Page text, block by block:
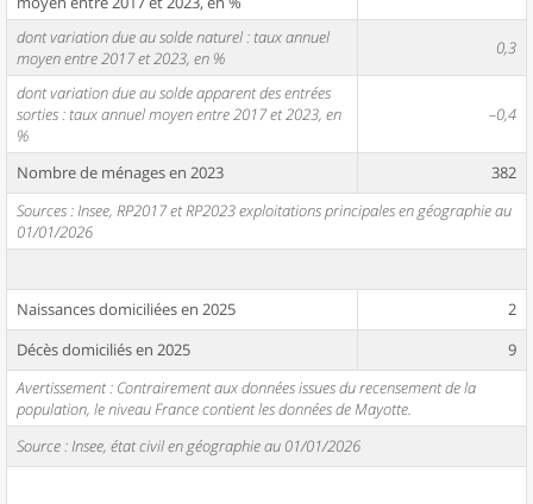
dont variation due au solde naturel : taux annuel
moyen entre 2017 et 2023, en %
0,3
dont variation due au solde apparent des entrées
sorties : taux annuel moyen entre 2017 et 2023, en
%
–0,4
Nombre de ménages en 2023
382
Sources : Insee, RP2017 et RP2023 exploitations principales en géographie au
01/01/2026
Naissances domiciliées en 2025
2
Décès domiciliés en 2025
9
Avertissement : Contrairement aux données issues du recensement de la
population, le niveau France contient les données de Mayotte.
Source : Insee, état civil en géographie au 01/01/2026